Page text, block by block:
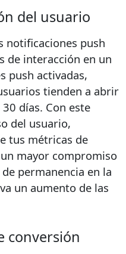
del usuario
notificaciones push
de interacción en un
push activadas,
tienden a abrir
días. Con este
del usuario,
tus métricas de
mayor compromiso
permanencia en la
un aumento de las
conversión